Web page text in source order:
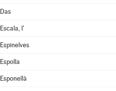
Das
Escala, l'
Espinelves
Espolla
Esponellà